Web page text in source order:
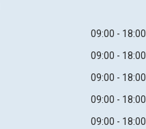
09:00
18:00
09:00
18:00
09:00
18:00
09:00
18:00
09:00
18:00